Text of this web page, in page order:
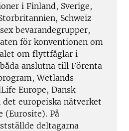
i Finland, Sverige,
Schweiz
bevarandegrupper,
för konventionen om
om flyttfåglar i
anslutna till Förenta
Wetlands
Europe, Dansk
det europeiska nätverket
(Eurosite). På
deltagarna